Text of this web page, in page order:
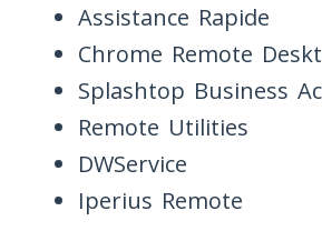
Assistance Rapide
Chrome Remote
Splashtop Business
Remote Utilities
DWService
Iperius Remote